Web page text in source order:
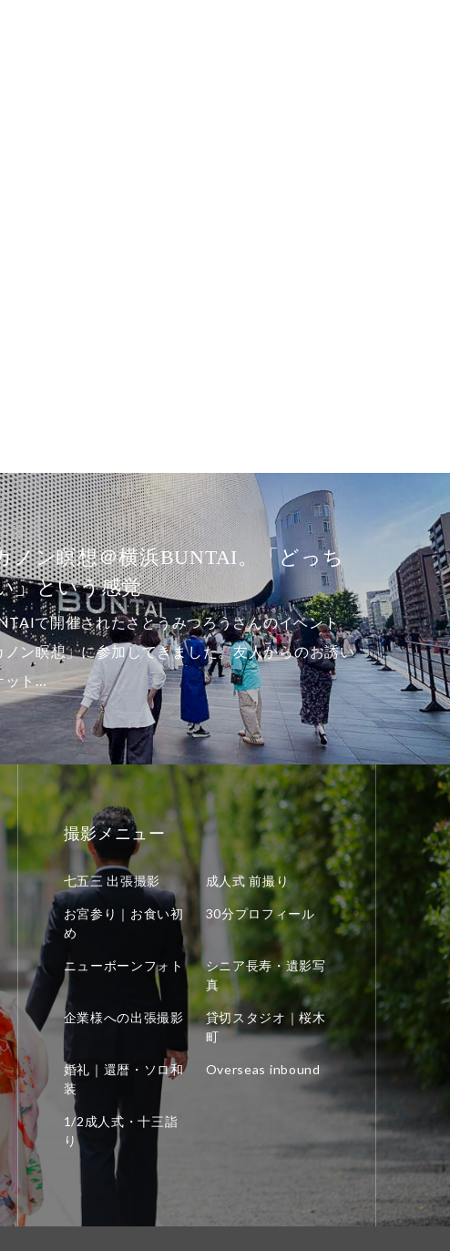
掛け着なしのナチュラルお
大神宮】
昨日。横浜の総鎮守である「伊勢山皇
の出張撮影をさせていただきました。
着（産着）」を羽織らない…
撮影メニュー
七五三 出張撮影 成人式 前撮り
お宮参り｜お食い初
め
30分プロフィール
ニューボーンフォト
シニア長寿・遺影写
真
企業様への出張撮影
貸切スタジオ｜桜木
町
婚礼｜還暦・ソロ和
装
Overseas inbound
1/2成人式・十三詣
り